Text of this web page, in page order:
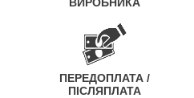
ПЕРЕДОПЛАТА /
ПІСЛЯПЛАТА